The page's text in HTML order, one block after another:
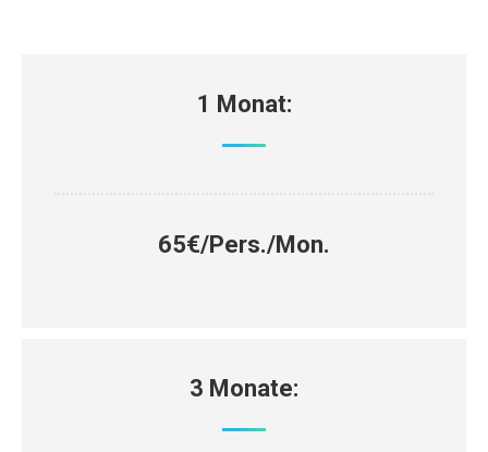
1 Monat:
65€/Pers./Mon.
3 Monate: